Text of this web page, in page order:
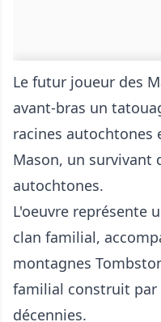
Le futur joueur des
avant-bras un
racines autochtones
Mason, un survivant
autochtones.
L'oeuvre représente
clan familial,
montagnes
familial construit par
décennies.